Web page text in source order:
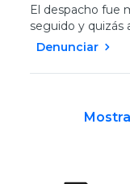
El despacho fue
seguido y quizás
Denunciar